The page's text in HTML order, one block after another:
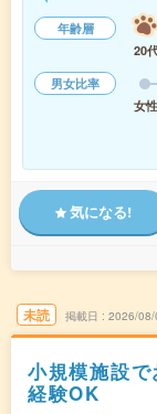
年齢層
20
男女比率
女性
気になる!
未読 掲載日 2026/08/
小規模施設
経験OK